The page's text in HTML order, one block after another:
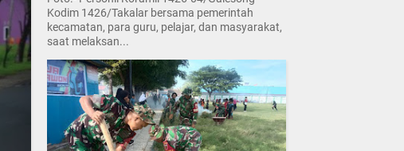
Kodim 1426/Takalar bersama pemerintah
kecamatan, para guru, pelajar, dan masyarakat,
saat melaksan...